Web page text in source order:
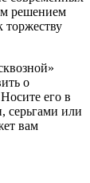
решением
торжеству
о
его в
серьгами или
вам